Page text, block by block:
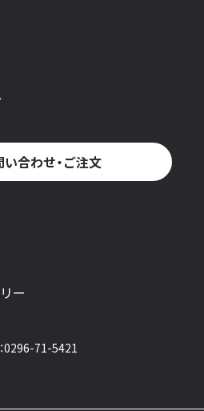
ー
0296-71-5421
い合わせ・ご注文